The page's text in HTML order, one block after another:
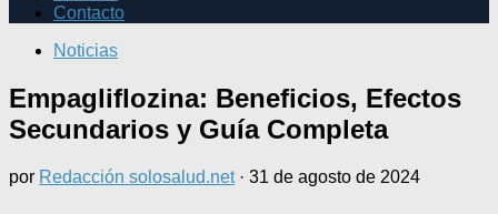
Contacto
Noticias
Empagliflozina: Beneficios, Efectos
Secundarios y Guía Completa
por Redacción solosalud.net · 31 de agosto de 2024